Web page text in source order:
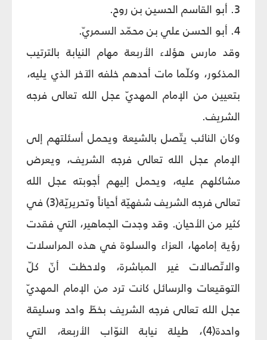
3. أبو القاسم الحسين بن روح.
4. أبو الحسن علي بن محمّد السمريّ.
وقد مارس هؤلاء الأربعة مهام النيابة بالترتيب
المذكور، وكلّما مات أحدهم خلفه الآخر الذي يليه،
بتعيين من الإمام المهديّ عجل الله تعالى فرجه
الشريف.
وكان النائب يتّصل بالشيعة ويحمل أسئلتهم إلى
الإمام عجل الله تعالى فرجه الشريف، ويعرض
مشاكلهم عليه، ويحمل إليهم أجوبته عجل الله
تعالى فرجه الشريف شفهيّة أحياناً وتحريريّة(3) في
كثير من الأحيان. وقد وجدت الجماهير، التي فقدت
رؤية إمامها، العزاء والسلوة في هذه المراسلات
والاتّصالات غير المباشرة، ولاحظت أنّ كلّ
التوقيعات والرسائل كانت ترد من الإمام المهديّ
عجل الله تعالى فرجه الشريف بخطّ واحد وسليقة
واحدة(4)، طيلة نيابة النوّاب الأربعة، التي